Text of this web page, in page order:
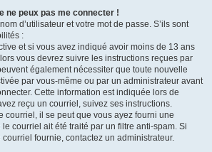
ne peux pas me connecter !
d’utilisateur et votre mot de passe. S’ils sont
:
et si vous avez indiqué avoir moins de 13 ans
vous devrez suivre les instructions reçues par
également nécessiter que toute nouvelle
par vous-même ou par un administrateur avant
Cette information est indiquée lors de
reçu un courriel, suivez ses instructions.
courriel, il se peut que vous ayez fourni une
courriel ait été traité par un filtre anti-spam. Si
courriel fournie, contactez un administrateur.